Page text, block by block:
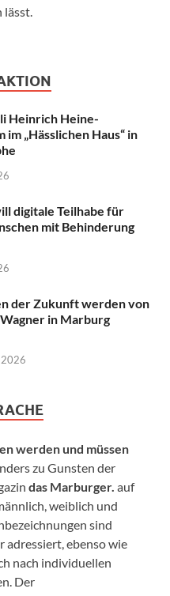
lässt.
Heinrich Heine-
im „Hässlichen Haus“ in
digitale Teilhabe für
mit Behinderung
der Zukunft werden von
in Marburg
2026
werden und müssen
zu Gunsten der
das Marburger. auf
weiblich und
sind
adressiert, ebenso wie
nach individuellen
Der